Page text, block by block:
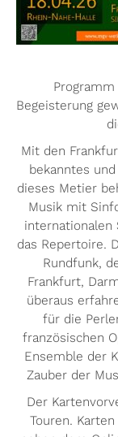
Begeisterung
Mit den
bekanntes
dieses Metier
Musik mit
internationalen
das Repertoire.
Rundfunk,
Frankfurt,
überaus
für die
französischen
Ensemble der
Zauber der
Der
Touren.